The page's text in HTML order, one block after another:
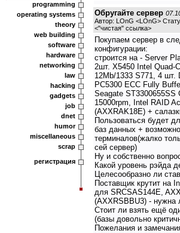
programming
operating systems
theory
web building
software
hardware
networking
law
hacking
gadgets
job
dnet
humor
miscellaneous
scrap
регистрация
Обругайте сервер
Автор: LOnG <LOnG>
<"чистая" ссылка>
Покупаем сервер в
конфигурации:
строится на - Server
2шт. X5450 Intel Quad-
12Mb/1333 S771, 4 шт.
PC5300 ECC Fully
Seagate ST3300655SS
15000rpm, Intel RAID
(AXXRAK18E) +
Пользоваться будет
баз данных +
терминалов(жалко
сей сервер)
Ну и собственно
Какой уровень рэйда
Целесообразно ли
Поставщик крутит на
для SRCSAS144E,
(AXXRSBBU3) - нужна
Стоит ли взять ещё
(базы довольно
Пожелания и